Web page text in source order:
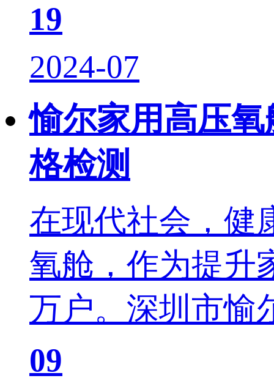
19
2024-07
愉尔家用高压
格检测
在现代社会，健
氧舱，作为提升
万户。深圳市愉
09